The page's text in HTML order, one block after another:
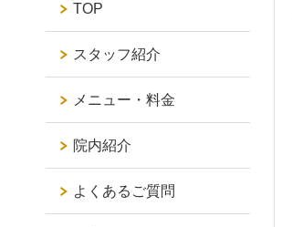
TOP
スタッフ紹介
メニュー・料金
院内紹介
よくあるご質問